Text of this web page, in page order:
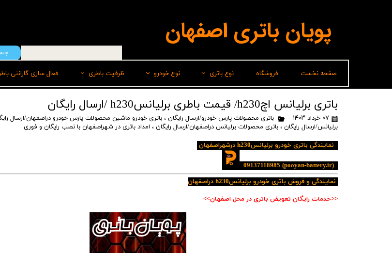
صفحه نخست فروشگاه نوع باتری
لیدر(پاسارگاد)
برناباتری
سپاهان باتری
وایا باتری
نوع خودرو
هیوندای
ایرانخودرو
ام وی امMVM
کیا
جک KMC/JAC
بهمن موتور
ظرفیت باطری
50 امپر
55 امپر
60 امپر پایه بلند R
70 امپر بلند L
برلیانس
70 امپر بلندR
فعال سازی گارانتی
برنا
وایا
پویان باتری اصفهان
باتری برلیانس اچh230/ قیمت باطری برلیانسh230 /ارسال رایگان
۰۷ خرداد ۱۴۰۳ باتری محصولات پارس خودرو/ارسال رایگان ، باتری خودرو-ماشین محصولات پارس خودرو دراصفهان/ارسال
برلیانس/ارسال رایگان ، باتری محصولات برلیانس دراصفهان/ارسال رایگان ، امداد باتری در شهراصفهان با نصب رایگان و فوری
نمایندگی باتری خودرو برلیانسh230 درشهراصفهان
(pooyan-battery.ir)
09137118985
نمایندگی و فروش باتری خودرو برلیانسh230 دراصفهان
<<خدمات رایگان تعویض باتری در محل اصفهان>>